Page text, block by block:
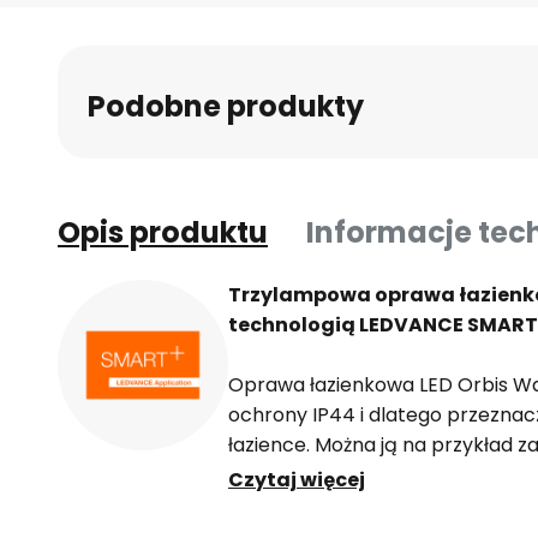
Podobne produkty
Opis produktu Informacje
Trzylampowa oprawa
technologią LEDVANCE
Oprawa łazienkowa LED Orbis
ochrony IP44 i dlatego
łazience. Można ją na przykład
lustrze łazienkowym lub
Czytaj więcej